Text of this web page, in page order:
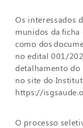
Os interessados
munidos da
como dos
no edital 001/
detalhamento do
no site do
https://
O processo